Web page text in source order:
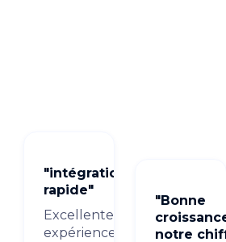
"intégration
rapide"
Excellente
expérience avec
"Bonne
notre